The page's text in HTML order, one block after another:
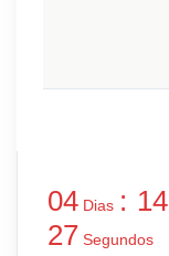
04 Dias : 14
27 Segundos